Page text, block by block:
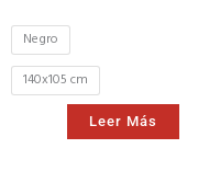
Negro
140x105 cm
Leer Más